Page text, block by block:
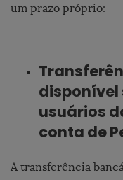
um prazo próprio:
disponível
usuários
conta de
A transferência